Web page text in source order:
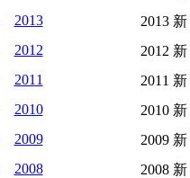
2013
2013
2012
2012
2011
2011
2010
2010
2009
2009
2008
2008